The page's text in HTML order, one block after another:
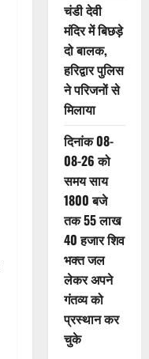
चंडी देवी
मंदिर में बिछड़े
दो बालक,
हरिद्वार पुलिस
ने परिजनों से
मिलाया
दिनांक 08-
08-26 को
समय साय
1800 बजे
तक 55 लाख
40 हजार शिव
भक्त जल
लेकर अपने
गंतव्य को
प्रस्थान कर
चुके